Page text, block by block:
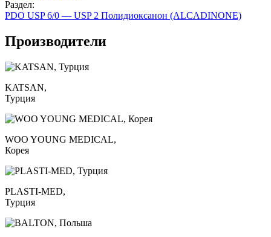
Раздел:
PDO USP 6/0 — USP 2 Полидиоксанон (ALCADINONE)
Производители
KATSAN,
Турция
WOO YOUNG MEDICAL,
Корея
PLASTI-MED,
Турция